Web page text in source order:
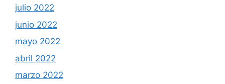
julio 2022
junio 2022
mayo 2022
abril 2022
marzo 2022